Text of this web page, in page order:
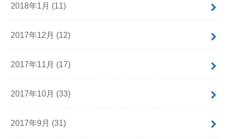
2018年1月 (11)
2017年12月 (12)
2017年11月 (17)
2017年10月 (33)
2017年9月 (31)